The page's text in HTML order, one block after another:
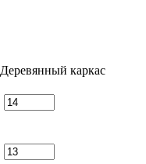
Деревянный каркас